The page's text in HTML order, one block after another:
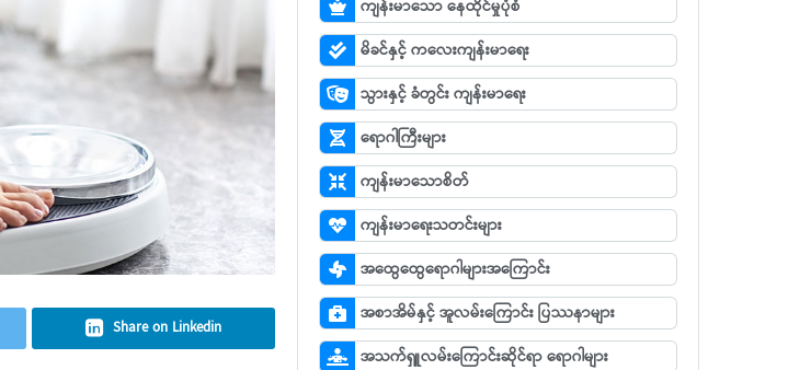
Share on Linkedin
ကျန်းမာသော နေထိုင်မှုပုံစံ
မိခင်နှင့် ကလေးကျန်းမာရေး
သွားနှင့် ခံတွင်း ကျန်းမာရေး
ရောဂါကြီးများ
ကျန်းမာသောစိတ်
ကျန်းမာရေးသတင်းများ
အထွေထွေရောဂါများအကြောင်း
အစာအိမ်နှင့် အူလမ်းကြောင်း ပြဿနာများ
အသက်ရှူလမ်းကြောင်းဆိုင်ရာ ရောဂါများ